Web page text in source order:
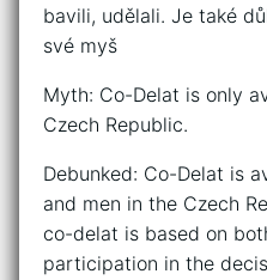
bavili, udělali. Je také
své myš
Myth: Co-Delat is only
Czech Republic.
Debunked: Co-Delat is
and men in the Czech
co-delat is based on
participation in the